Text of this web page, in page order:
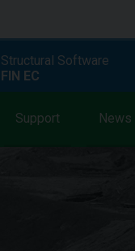
Support News
Structural Software
FIN EC